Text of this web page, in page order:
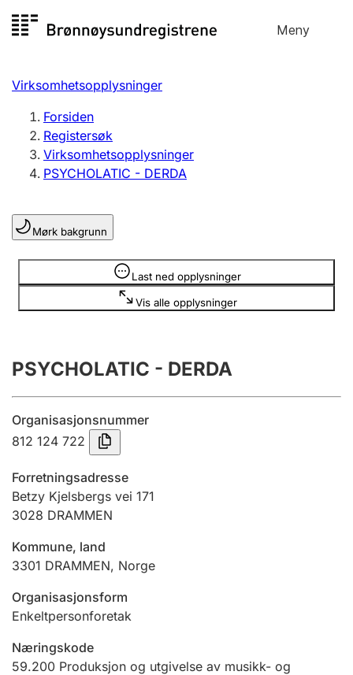
til
Meny
Registersøk
Aksjeselskap
Enkeltpersonforetak
Registrere, endre, slette
Lag og forening
Registrere, endre, slette
Årsregnskap
Innsending og forsinkelsesgebyr
Tinglysing
Jeger
Ektepaktveileder
Offentlig sektor
Virksomhetsopplysninger
Forsiden
Registersøk
Virksomhetsopplysninger
PSYCHOLATIC - DERDA
Mørk bakgrunn
Last ned opplysninger
Vis alle opplysninger
Opplysninger er skjult
PSYCHOLATIC - DERDA
Organisasjonsnummer
812 124 722
Forretningsadresse
Betzy Kjelsbergs vei 171
3028 DRAMMEN
Kommune, land
3301 DRAMMEN, Norge
Organisasjonsform
Enkeltpersonforetak
Næringskode
59.200 Produksjon og utgivelse av musikk- og